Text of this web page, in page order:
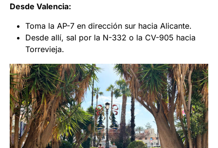
Desde Valencia:
Toma la AP-7 en dirección sur hacia Alicante.
Desde allí, sal por la N-332 o la CV-905 hacia
Torrevieja.